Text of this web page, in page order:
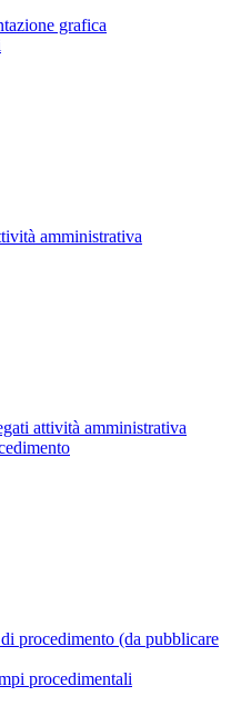
grafica
amministrativa
attività amministrativa
procedimento (da pubblicare
procedimentali